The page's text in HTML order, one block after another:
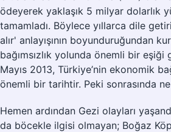
ödeyerek yaklaşık 5 milyar dolarlık
tamamladı. Böylece yıllarca dile
alır' anlayışının boyunduruğundan
bağımsızlık yolunda önemli bir eşiği
Mayıs 2013, Türkiye’nin ekonomik
önemli bir tarihtir. Peki sonrasında
Hemen ardından Gezi olayları
da böcekle ilgisi olmayan; Boğaz